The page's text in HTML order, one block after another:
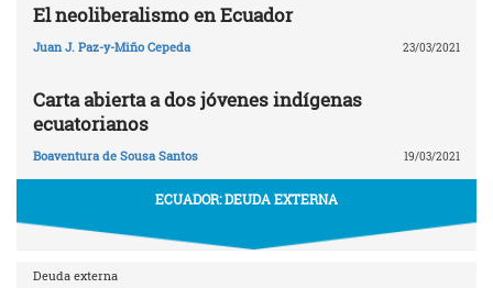
El neoliberalismo en Ecuador
Juan J. Paz-y-Miño Cepeda 23/03/2021
Carta abierta a dos jóvenes indígenas
ecuatorianos
Boaventura de Sousa Santos 19/03/2021
ECUADOR: DEUDA EXTERNA
Deuda externa